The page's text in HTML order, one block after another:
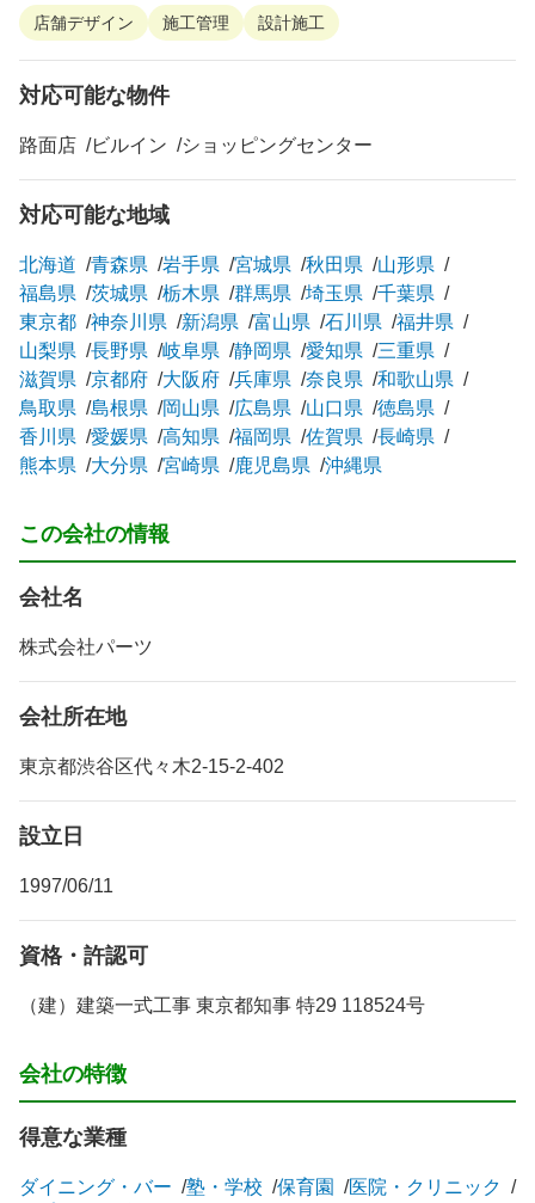
店舗デザイン 施工管理 設計施工
対応可能な物件
路面店 ビルイン ショッピングセンター
対応可能な地域
北海道 青森県 岩手県 宮城県 秋田県
山形県
福島県
茨城県 栃木県 群馬県 埼玉県
千葉県
東京都
神奈川県 新潟県 富山県 石川県
福井県
山梨県
長野県 岐阜県 静岡県 愛知県
三重県
滋賀県
京都府 大阪府 兵庫県 奈良県
和歌山県
鳥取県
島根県 岡山県 広島県 山口県
徳島県
香川県
愛媛県 高知県 福岡県 佐賀県
長崎県
熊本県
大分県 宮崎県 鹿児島県 沖縄県
この会社の情報
会社名
株式会社パーツ
会社所在地
東京都渋谷区代々木2-15-2-402
設立日
1997/06/11
資格・許認可
（建）建築一式工事 東京都知事 特29 118524号
会社の特徴
得意な業種
ダイニング・バー 塾・学校 保育園
医院・クリニック